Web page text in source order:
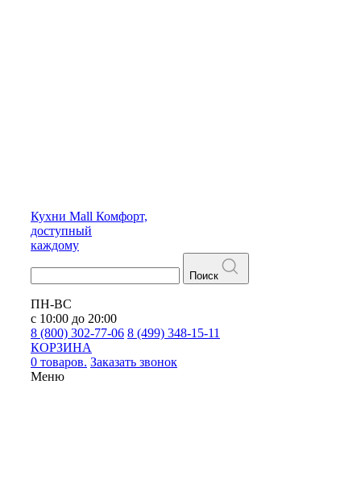
Кухни Mall Комфорт,
доступный
каждому
Поиск
ПН-ВС
с 10:00 до 20:00
8 (800) 302-77-06 8 (499) 348-15-11
КОРЗИНА
0 товаров. Заказать звонок
Меню